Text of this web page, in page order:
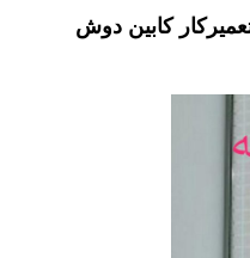
کابین دوش